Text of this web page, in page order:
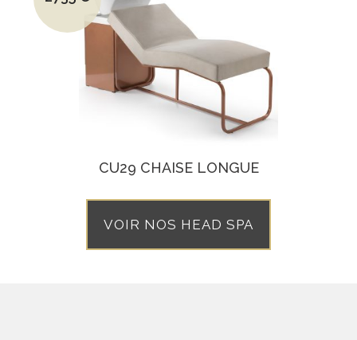
Le prix actuel est : 2735€.
CU29 CHAISE LONGUE
VOIR NOS HEAD SPA